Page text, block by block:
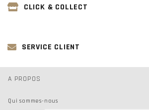
CLICK & COLLECT
SERVICE CLIENT
A PROPOS
Qui sommes-nous